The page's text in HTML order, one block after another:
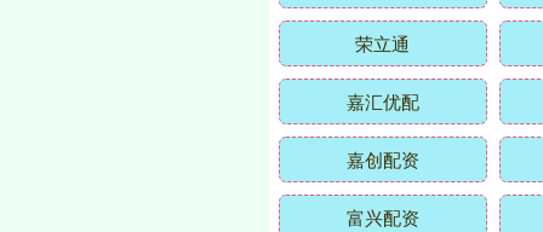
荣立通
嘉汇优配
嘉创配资
富兴配资